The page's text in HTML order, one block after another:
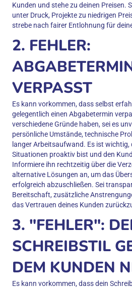
Kunden und stehe zu deinen Preisen.
unter Druck, Projekte zu niedrigen
strebe nach fairer Entlohnung für
2. FEHLER:
VERPASST
Es kann vorkommen, dass selbst
gelegentlich einen Abgabetermin
verschiedene Gründe haben, sei es
persönliche Umstände, technische
langer Arbeitsaufwand. Es ist wichtig,
Situationen proaktiv bist und den
Informiere ihn rechtzeitig über die
alternative Lösungen an, um das
erfolgreich abzuschließen. Sei
Bereitschaft, zusätzliche
das Vertrauen deines Kunden
3. "FEHLER":
SCHREIBSTIL
DEM KUNDEN
Es kann vorkommen, dass dein